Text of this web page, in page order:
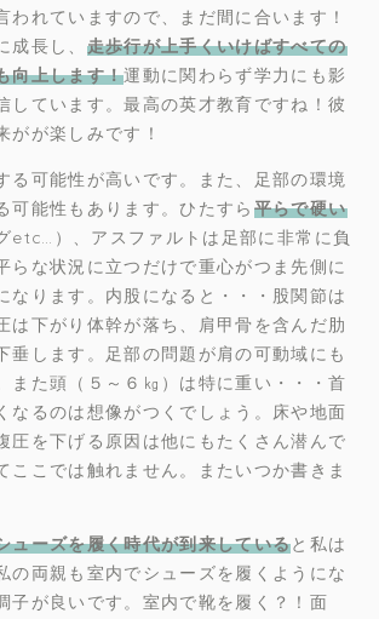
われていますので、まだ間に合います！
成長し、 走歩行が上手くいけばすべての
向上します！運動に関わらず学力にも影
しています。最高の英才教育ですね！彼
がが楽しみです！
る可能性が高いです。また、足部の環境
可能性もあります。ひたすら 平らで硬い
etc…）、アスファルトは足部に非常に負
らな状況に立つだけで重心がつま先側に
なります。内股になると・・・股関節は
は下がり体幹が落ち、肩甲骨を含んだ肋
垂します。足部の問題が肩の可動域にも
また頭（５～６㎏）は特に重い・・・首
なるのは想像がつくでしょう。床や地面
圧を下げる原因は他にもたくさん潜んで
ここでは触れません。またいつか書きま
ューズを履く時代が到来していると私は
の両親も室内でシューズを履くようにな
子が良いです。室内で靴を履く？！面